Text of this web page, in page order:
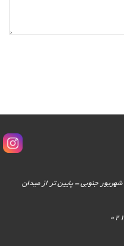
آدرس نمایشگاه : ایران - تهران - خیابان 17 شهریور جنوبی - پایین تر از میدان